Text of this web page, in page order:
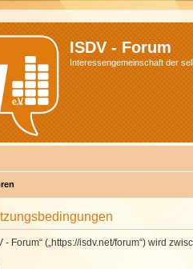
ISDV - Forum
Interessengemeinschaft der
- Forum“ („https://isdv.net/forum“) wird